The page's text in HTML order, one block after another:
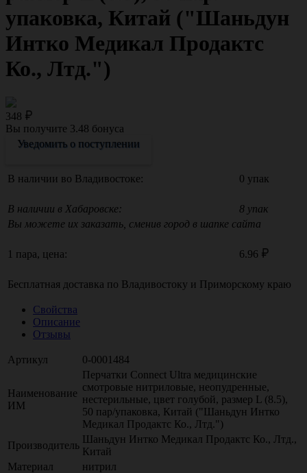
упаковка, Китай ("Шаньдун
Интко Медикал Продактс
Ко., Лтд.")
348
Вы получите 3.48 бонуса
Уведомить о поступлении
В наличии во Владивостоке: 0 упак
В наличии в Хабаровске:
8 упак
Вы можете их заказать, сменив город в шапке сайта
1 пара, цена: 6.96
Бесплатная доставка по Владивостоку и Приморскому краю
Свойства
Описание
Отзывы
Артикул 0-0001484
Наименование
ИМ
Перчатки Connect Ultra медицинские
смотровые нитриловые, неопудренные,
нестерильные, цвет голубой, размер L (8.5),
50 пар/упаковка, Китай ("Шаньдун Интко
Медикал Продактс Ко., Лтд.")
Производитель
Шаньдун Интко Медикал Продактс Ко., Лтд.,
Китай
Материал
нитрил